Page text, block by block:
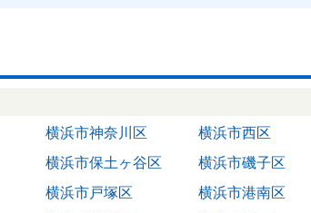
横浜市神奈川区
横浜市西区
横浜市保土ヶ谷区
横浜市磯子区
横浜市戸塚区
横浜市港南区